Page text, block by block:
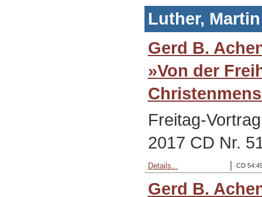
Luther,
Gerd B.
»Von der
Freitag-
2017 CD Nr.
CD
Details...
Gerd B.